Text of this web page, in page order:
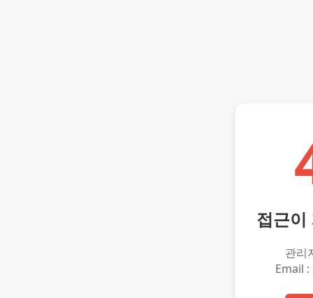
접근이
관리
Email